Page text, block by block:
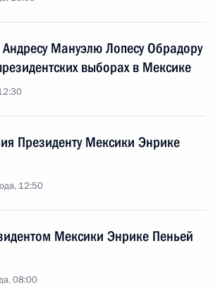
Мануэлю Лопесу Обрадору
выборах в Мексике
Президенту Мексики Энрике
12:50
Мексики Энрике Пеньей
08:00